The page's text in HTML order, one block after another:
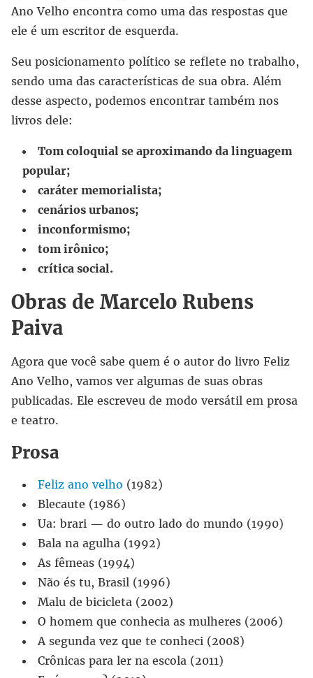
Ano Velho encontra como uma das respostas que
ele é um escritor de esquerda.
Seu posicionamento político se reflete no trabalho,
sendo uma das características de sua obra. Além
desse aspecto, podemos encontrar também nos
livros dele:
Tom coloquial se aproximando da linguagem
popular;
caráter memorialista;
cenários urbanos;
inconformismo;
tom irônico;
crítica social.
Obras de Marcelo Rubens
Paiva
Agora que você sabe quem é o autor do livro Feliz
Ano Velho, vamos ver algumas de suas obras
publicadas. Ele escreveu de modo versátil em prosa
e teatro.
Prosa
Feliz ano velho (1982)
Blecaute (1986)
Ua: brari — do outro lado do mundo (1990)
Bala na agulha (1992)
As fêmeas (1994)
Não és tu, Brasil (1996)
Malu de bicicleta (2002)
O homem que conhecia as mulheres (2006)
A segunda vez que te conheci (2008)
Crônicas para ler na escola (2011)